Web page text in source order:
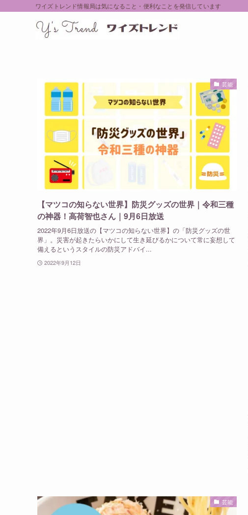
ワイズトレンド情報局は気になること・便利なことを発信しています
芸能
【マツコの知らない世界】防災グッズの世界｜令和三種
の神器！高荷智也さん｜9月6日放送
2022年9月6日放送の【マツコの知らない世界】の「防災グッズの世
界」。災害が起きたらいかにして生き延びるかについて常に妄想して
備えるというスタイルの防災アドバイ...
2022年9月12日
芸能